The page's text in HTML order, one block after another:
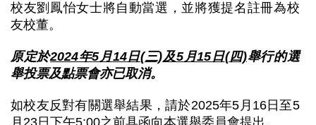
校友劉鳳怡女士將自動當選，並將獲提名註冊為校
友校董。
原定於2024年5月14日(三)及5月15日(四)舉行的選
舉投票及點票會亦已取消。
如校友反對有關選舉結果，請於2025年5月16日至5